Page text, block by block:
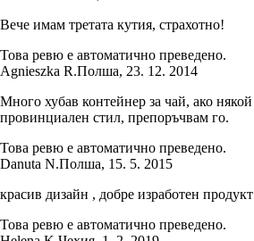
Вече имам третата кутия, страхотно!
Това ревю е автоматично преведено.
Agnieszka R.Полша, 23. 12. 2014
Много хубав контейнер за чай, ако
провинциален стил, препоръчвам го.
Това ревю е автоматично преведено.
Danuta N.Полша, 15. 5. 2015
красив дизайн , добре изработен продукт
Това ревю е автоматично преведено.